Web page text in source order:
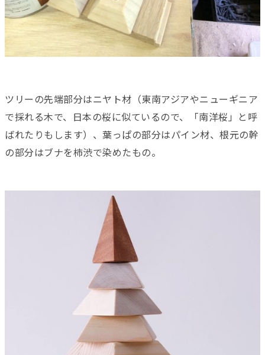
ツリーの先端部分はニヤト材（東南アジアやニューギニア
で採れる木で、日本の桜に似ているので、「南洋桜」と呼
ばれたりもします）、葉っぱの部分はパイン材、根元の幹
の部分はブナを柿渋で染めたもの。